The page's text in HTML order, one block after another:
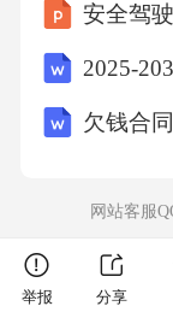
安全驾
欠钱合
网站客服
举报 分享